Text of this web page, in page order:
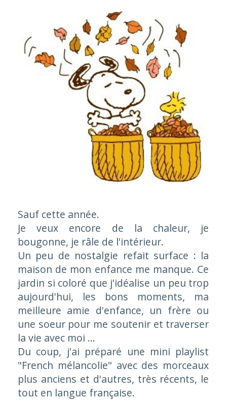
Sauf cette année.
Je veux encore de la chaleur, je
bougonne, je râle de l'intérieur.
Un peu de nostalgie refait surface : la
maison de mon enfance me manque. Ce
jardin si coloré que j'idéalise un peu trop
aujourd'hui, les bons moments, ma
meilleure amie d'enfance, un frère ou
une soeur pour me soutenir et traverser
la vie avec moi ...
Du coup, j'ai préparé une mini playlist
"French mélancolie" avec des morceaux
plus anciens et d'autres, très récents, le
tout en langue française.